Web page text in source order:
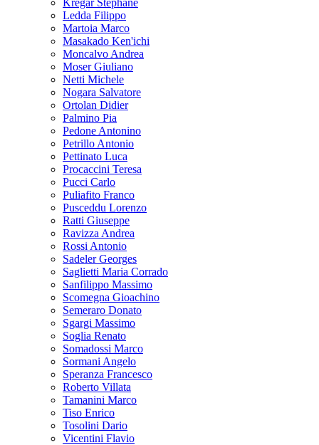
Kregar Stéphane
Ledda Filippo
Martoia Marco
Masakado Ken'ichi
Moncalvo Andrea
Moser Giuliano
Netti Michele
Nogara Salvatore
Ortolan Didier
Palmino Pia
Pedone Antonino
Petrillo Antonio
Pettinato Luca
Procaccini Teresa
Pucci Carlo
Puliafito Franco
Pusceddu Lorenzo
Ratti Giuseppe
Ravizza Andrea
Rossi Antonio
Sadeler Georges
Saglietti Maria Corrado
Sanfilippo Massimo
Scomegna Gioachino
Semeraro Donato
Sgargi Massimo
Soglia Renato
Somadossi Marco
Sormani Angelo
Speranza Francesco
Roberto Villata
Tamanini Marco
Tiso Enrico
Tosolini Dario
Vicentini Flavio